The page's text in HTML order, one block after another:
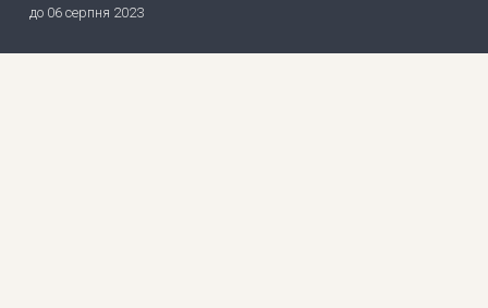
до 06 серпня 2023